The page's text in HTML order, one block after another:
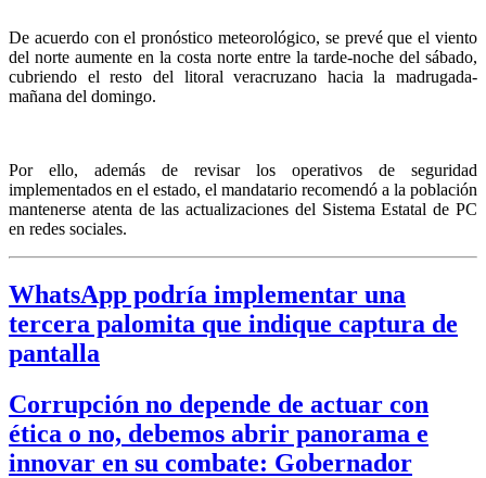
De acuerdo con el pronóstico meteorológico, se prevé que el viento
del norte aumente en la costa norte entre la tarde-noche del sábado,
cubriendo el resto del litoral veracruzano hacia la madrugada-
mañana del domingo.
Por ello, además de revisar los operativos de seguridad
implementados en el estado, el mandatario recomendó a la población
mantenerse atenta de las actualizaciones del Sistema Estatal de PC
en redes sociales.
WhatsApp podría implementar una
tercera palomita que indique captura de
pantalla
Corrupción no depende de actuar con
ética o no, debemos abrir panorama e
innovar en su combate: Gobernador